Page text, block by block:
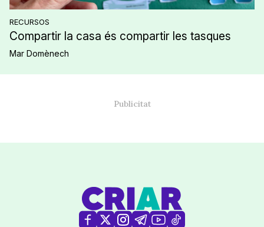
RECURSOS
Compartir la casa és compartir les tasques
Mar Domènech